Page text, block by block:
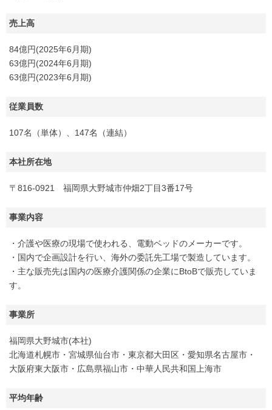
売上高
84億円(2025年6月期)
63億円(2024年6月期)
63億円(2023年6月期)
従業員数
107名（単体）、147名（連結）
本社所在地
〒816-0921 福岡県大野城市仲畑2丁目3番17号
事業内容
・介護や医療の現場で使われる、電動ベッドのメーカーです。
・国内で企画設計を行い、海外の委託先工場で製造しています。
・主な販売先は国内の医療介護関係の企業にBtoBで販売していま
す。
事業所
福岡県大野城市(本社)
北海道札幌市・宮城県仙台市・東京都大田区・愛知県名古屋市・
大阪府東大阪市・広島県福山市・中華人民共和国上海市
平均年齢